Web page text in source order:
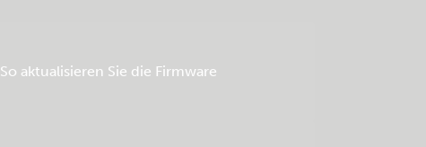
So aktualisieren Sie die Firmware